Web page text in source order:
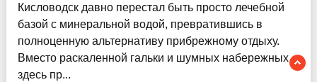
Кисловодск давно перестал быть просто лечебной
базой с минеральной водой, превратившись в
полноценную альтернативу прибрежному отдыху.
Вместо раскаленной гальки и шумных набережных
здесь пр...